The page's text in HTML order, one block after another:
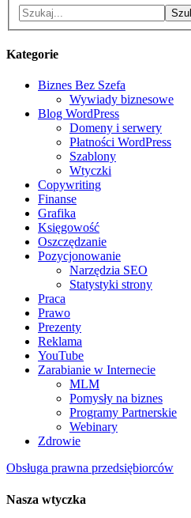
Kategorie
Biznes Bez Szefa
Wywiady biznesowe
Blog WordPress
Domeny i serwery
Płatności WordPress
Szablony
Wtyczki
Copywriting
Finanse
Grafika
Księgowość
Oszczędzanie
Pozycjonowanie
Narzędzia SEO
Statystyki strony
Praca
Prawo
Prezenty
Reklama
YouTube
Zarabianie w Internecie
MLM
Pomysły na biznes
Programy Partnerskie
Webinary
Zdrowie
Obsługa prawna przedsiębiorców
Nasza wtyczka